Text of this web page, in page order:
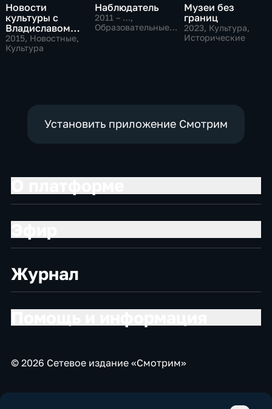
Новости
культуры с
Владиславом
Флярковским
2015, Новостные,
Культура
Наблюдатель
2011 – …,
Образовательные,
Музеи без
границ
2023, Культура,
Исторические
Установить приложение Смотрим
Журнал
© 2026 Сетевое издание «Смотрим»